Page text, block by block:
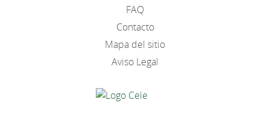
FAQ
Contacto
Mapa del sitio
Aviso Legal